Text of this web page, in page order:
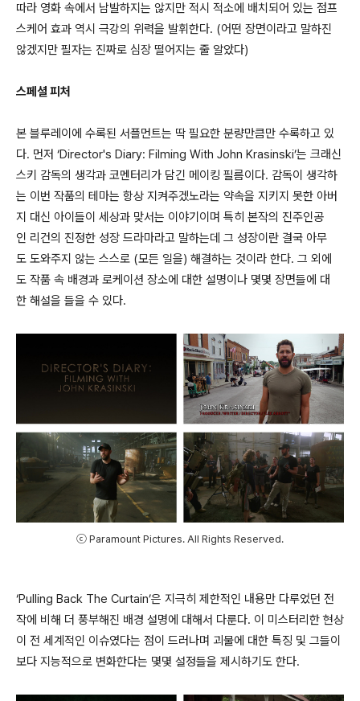
따라 영화 속에서 남발하지는 않지만 적시 적소에 배치되어 있는 점프
스케어 효과 역시 극강의 위력을 발휘한다. (어떤 장면이라고 말하진
않겠지만 필자는 진짜로 심장 떨어지는 줄 알았다)
스페셜 피처
본 블루레이에 수록된 서플먼트는 딱 필요한 분량만큼만 수록하고 있
다. 먼저 ‘Director's Diary: Filming With John Krasinski’는 크래신
스키 감독의 생각과 코멘터리가 담긴 메이킹 필름이다. 감독이 생각하
는 이번 작품의 테마는 항상 지켜주겠노라는 약속을 지키지 못한 아버
지 대신 아이들이 세상과 맞서는 이야기이며 특히 본작의 진주인공
인 리건의 진정한 성장 드라마라고 말하는데 그 성장이란 결국 아무
도 도와주지 않는 스스로 (모든 일을) 해결하는 것이라 한다. 그 외에
도 작품 속 배경과 로케이션 장소에 대한 설명이나 몇몇 장면들에 대
한 해설을 들을 수 있다.
ⓒ Paramount Pictures. All Rights Reserved.
‘Pulling Back The Curtain’은 지극히 제한적인 내용만 다루었던 전
작에 비해 더 풍부해진 배경 설명에 대해서 다룬다. 이 미스터리한 현상
이 전 세계적인 이슈였다는 점이 드러나며 괴물에 대한 특징 및 그들이
보다 지능적으로 변화한다는 몇몇 설정들을 제시하기도 한다.